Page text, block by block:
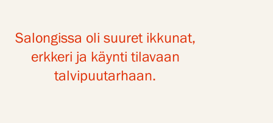
Salongissa oli suuret ikkunat,
erkkeri ja käynti tilavaan
talvipuutarhaan.